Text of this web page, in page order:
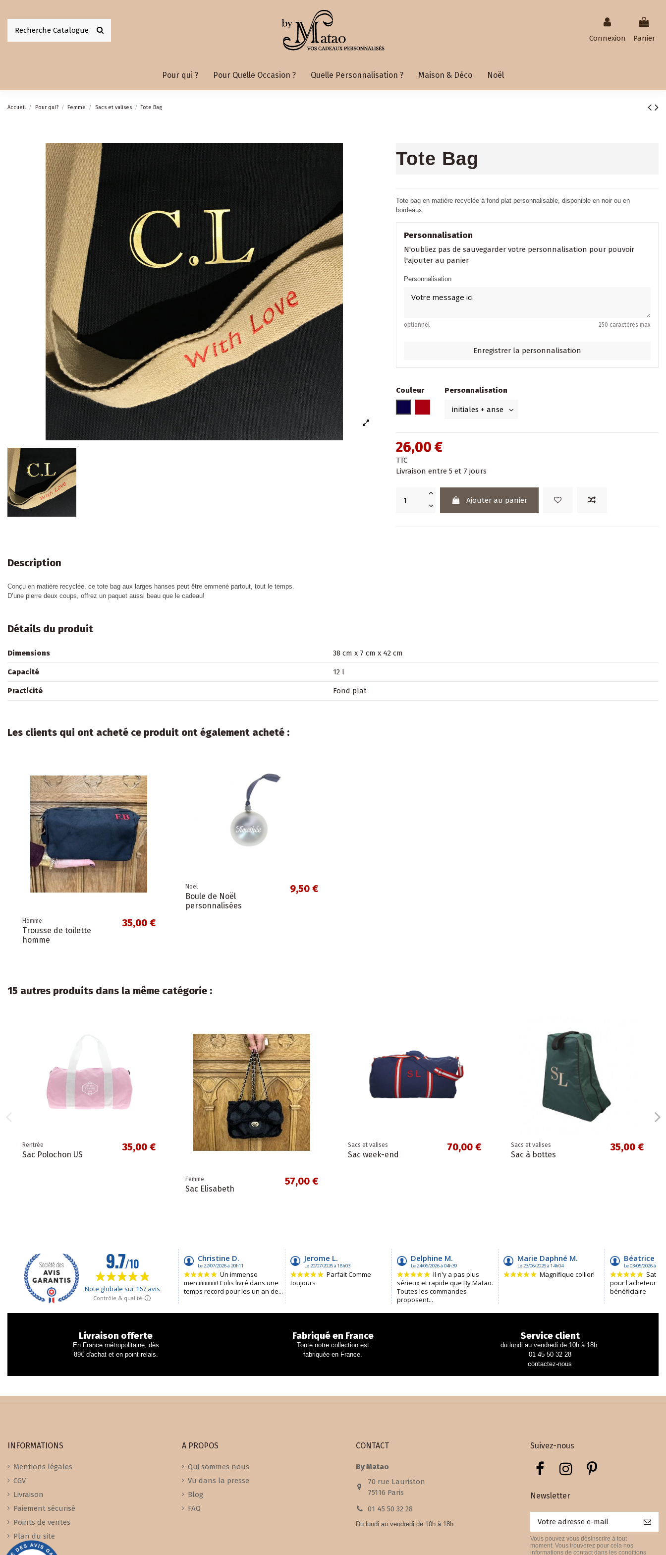
Connexion Panier
Pour qui ? Pour Quelle Occasion ? Quelle Personnalisation ? Maison & Déco Noël
Accueil Pour qui? Femme Sacs et valises Tote Bag
Tote Bag
Tote bag en matière recyclée à fond plat personnalisable, disponible en noir ou en
bordeaux.
Personnalisation
N'oubliez pas de sauvegarder votre personnalisation pour pouvoir
l'ajouter au panier
Personnalisation
optionnel 250 caractères max
Enregistrer la personnalisation
Couleur
Bordeaux
Personnalisation
26,00 €
TTC
Livraison entre 5 et 7 jours
Ajouter au panier
Description
Conçu en matière recyclée, ce tote bag aux larges hanses peut être emmené partout, tout le temps.
D’une pierre deux coups, offrez un paquet aussi beau que le cadeau!
Détails du produit
Dimensions 38 cm x 7 cm x 42 cm
Capacité 12 l
Practicité Fond plat
Les clients qui ont acheté ce produit ont également acheté :
Homme
Trousse de toilette
homme
35,00 €
Noël
Boule de Noël
personnalisées
9,50 €
15 autres produits dans la même catégorie :
Rentrée
Sac Polochon US
35,00 €
Femme
Sac Elisabeth
57,00 €
Sacs et valises
Sac week-end
70,00 € Sacs et valises
Sac à bottes
35,00 €
Livraison offerte
En France métropolitaine, dès
89€ d'achat et en point relais.
Fabriqué en France
Toute notre collection est
fabriquée en France.
Service client
du lundi au vendredi de 10h à 18h
01 45 50 32 28
contactez-nous
INFORMATIONS
Mentions légales
CGV
Livraison
Paiement sécurisé
Points de ventes
Plan du site
A PROPOS
Qui sommes nous
Vu dans la presse
Blog
FAQ
CONTACT
By Matao
70 rue Lauriston
75116 Paris
01 45 50 32 28
Du lundi au vendredi de 10h à 18h
Suivez-nous
Newsletter
Vous pouvez vous désinscrire à tout
moment. Vous trouverez pour cela nos
informations de contact dans les conditions